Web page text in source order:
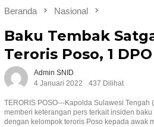
Beranda Nasional
Baku Tembak
Teroris Poso, 1
Admin SNID
4 Januari 2022
437 Dilihat
TERORIS POSO---Kapolda Sulawesi Tengah
memberi keterangan pers terkait insiden
dengan kelompok teroris Poso kepada awak